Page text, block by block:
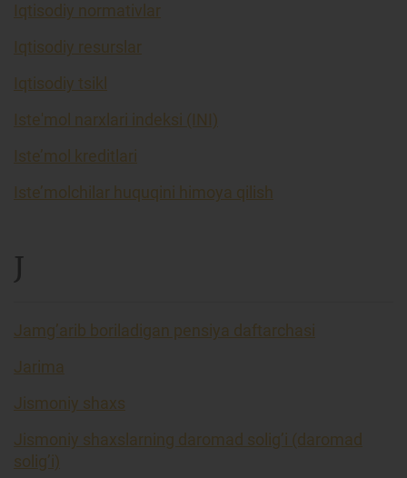
Iqtisodiy normativlar
Iqtisodiy resurslar
Iqtisodiy tsikl
Iste'mol narxlari indeksi (INI)
Iste’mol kreditlari
Iste’molchilar huquqini himoya qilish
J
Jamg’arib boriladigan pensiya daftarchasi
Jarima
Jismoniy shaxs
Jismoniy shaxslarning daromad solig’i (daromad
solig’i)